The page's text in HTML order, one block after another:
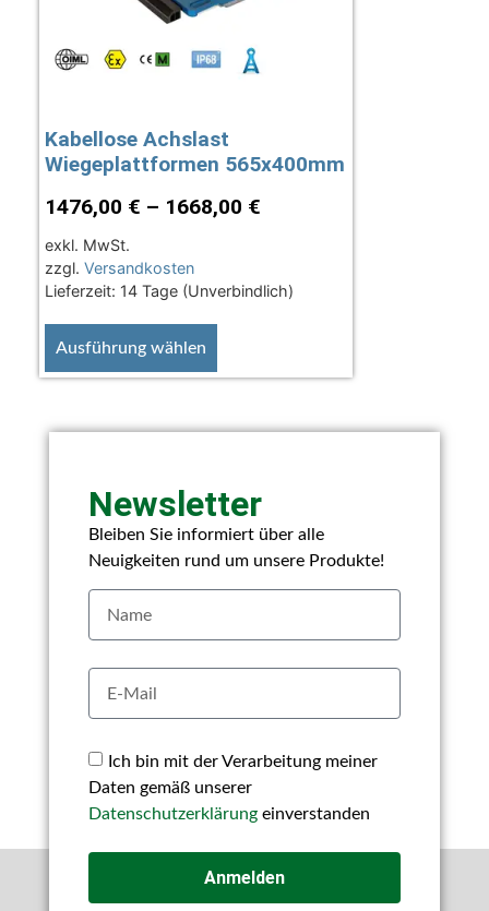
Kabellose Achslast
Wiegeplattformen 565x400mm
1476,00 € – 1668,00 €
exkl. MwSt.
zzgl. Versandkosten
Lieferzeit: 14 Tage (Unverbindlich)
Ausführung wählen
Newsletter
Bleiben Sie informiert über alle
Neuigkeiten rund um unsere Produkte!
Ich bin mit der Verarbeitung meiner
Daten gemäß unserer
Datenschutzerklärungeinverstanden
Anmelden